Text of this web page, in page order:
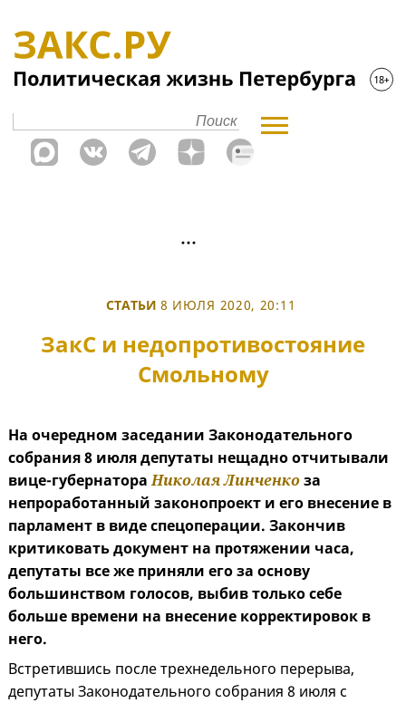
СТАТЬИ 8 ИЮЛЯ 2020, 20:11
ЗакС и недопротивостояние
Смольному
На очередном заседании Законодательного
собрания 8 июля депутаты нещадно отчитывали
вице-губернатораНиколая Линченкоза
непроработанный законопроект и его внесение в
парламент в виде спецоперации. Закончив
критиковать документ на протяжении часа,
депутаты все же приняли его за основу
большинством голосов, выбив только себе
больше времени на внесение корректировок в
него.
Встретившись после трехнедельного перерыва,
депутаты Законодательного собрания 8 июля с